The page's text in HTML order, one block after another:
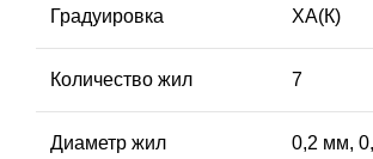
Градуировка ХА(К)
Количество жил 7
Диаметр жил 0,2 мм,